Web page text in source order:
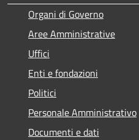
Organi di Governo
Aree Amministrative
Uffici
Enti e fondazioni
Politici
Personale Amministrativo
Documenti e dati